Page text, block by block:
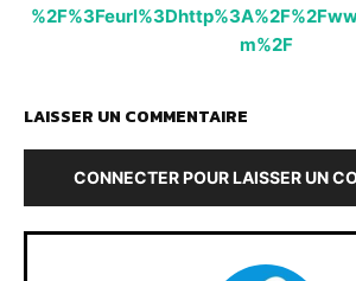
m%2F
LAISSER UN COMMENTAIRE
CONNECTER POUR LAISSER UN